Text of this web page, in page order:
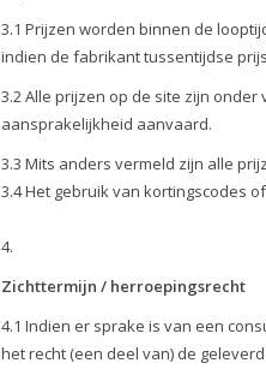
3.1 Prijzen worden binnen de
indien de fabrikant tussentijdse
3.2 Alle prijzen op de site zijn
aansprakelijkheid aanvaard.
3.3 Mits anders vermeld zijn alle
3.4 Het gebruik van kortingscodes
Zichttermijn / herroepingsrecht
4.1 Indien er sprake is van een
het recht (een deel van) de